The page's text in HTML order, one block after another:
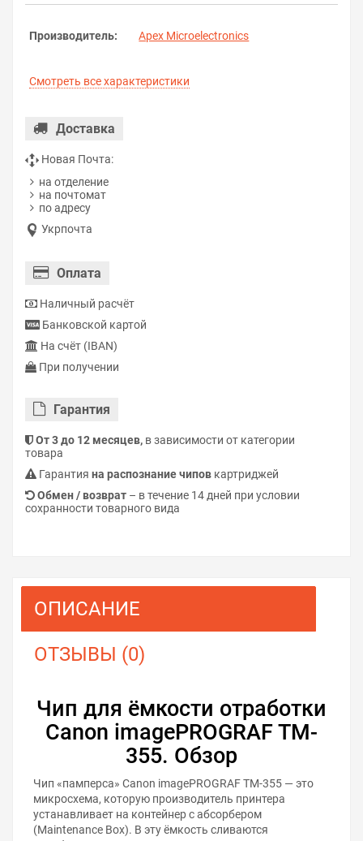
Производитель: Apex Microelectronics
Смотреть все характеристики
Доставка
Новая Почта:
на отделение
на почтомат
по адресу
Укрпочта
Оплата
Наличный расчёт
Банковской картой
На счёт (IBAN)
При получении
Гарантия
От 3 до 12 месяцев, в зависимости от категории
товара
Гарантия на распознание чипов картриджей
Обмен / возврат – в течение 14 дней при условии
сохранности товарного вида
ОПИСАНИЕ
ОТЗЫВЫ (0)
Чип для ёмкости отработки
Canon imagePROGRAF TM-
355. Обзор
Чип «памперса» Canon imagePROGRAF TM-355 — это
микросхема, которую производитель принтера
устанавливает на контейнер с абсорбером
(Maintenance Box). В эту ёмкость сливаются